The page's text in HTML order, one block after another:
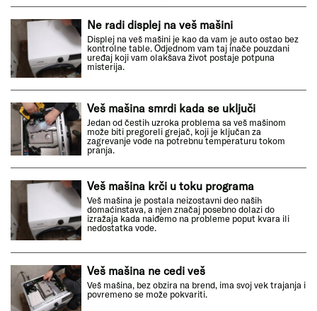
Ne radi displej na veš mašini
Displej na veš mašini je kao da vam je auto ostao bez
kontrolne table. Odjednom vam taj inače pouzdani
uređaj koji vam olakšava život postaje potpuna
misterija.
Veš mašina smrdi kada se uključi
Jedan od čestih uzroka problema sa veš mašinom
može biti pregoreli grejač, koji je ključan za
zagrevanje vode na potrebnu temperaturu tokom
pranja.
Veš mašina krči u toku programa
Veš mašina je postala neizostavni deo naših
domaćinstava, a njen značaj posebno dolazi do
izražaja kada naiđemo na probleme poput kvara ili
nedostatka vode.
Veš mašina ne cedi veš
Veš mašina, bez obzira na brend, ima svoj vek trajanja i
povremeno se može pokvariti.